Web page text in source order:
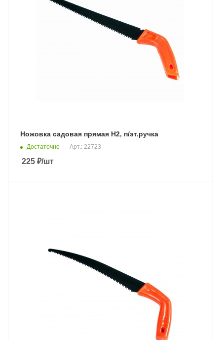
Ножовка садовая прямая Н2, п/эт.ручка
Достаточно Арт.: 22723
225 ₽/шт